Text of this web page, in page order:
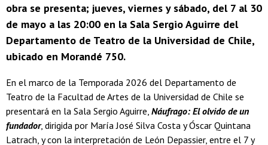
obra se presenta; jueves, viernes y sábado, del 7 al 30
de mayo a las 20:00 en la Sala Sergio Aguirre del
Departamento de Teatro de la Universidad de Chile,
ubicado en Morandé 750.
En el marco de la Temporada 2026 del Departamento de
Teatro de la Facultad de Artes de la Universidad de Chile se
presentará en la Sala Sergio Aguirre, Náufrago: El olvido de un
fundador, dirigida por María José Silva Costa y Óscar Quintana
Latrach, y con la interpretación de León Depassier, entre el 7 y